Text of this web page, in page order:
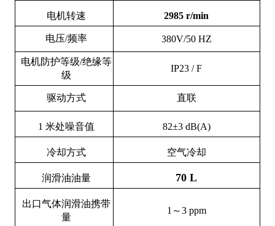
电机转速 2985 r/min
电压/频率 380V/50 HZ
电机防护等级/绝缘等
级
IP23 / F
驱动方式 直联
1 米处噪音值 82±3 dB(A)
冷却方式 空气冷却
润滑油油量 70 L
出口气体润滑油携带
量
1～3 ppm